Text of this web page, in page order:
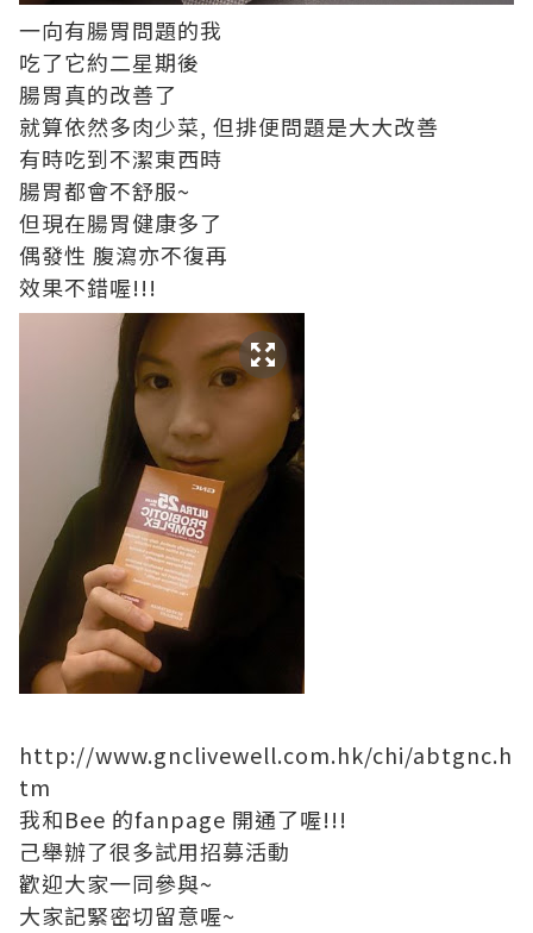
一向有腸胃問題的我
吃了它約二星期後
腸胃真的改善了
就算依然多肉少菜, 但排便問題是大大改善
有時吃到不潔東西時
腸胃都會不舒服~
但現在腸胃健康多了
偶發性 腹瀉亦不復再
效果不錯喔!!!
http://www.gnclivewell.com.hk/chi/abtgnc.h
tm
我和Bee 的fanpage 開通了喔!!!
己舉辦了很多試用招募活動
歡迎大家一同參與~
大家記緊密切留意喔~